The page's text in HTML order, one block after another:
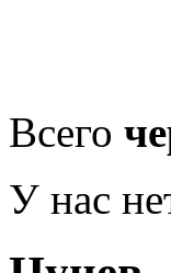
Всего
У нас